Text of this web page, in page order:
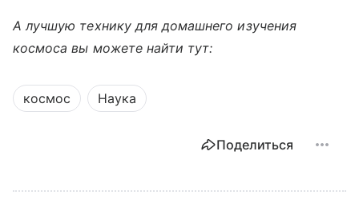
А лучшую технику для домашнего изучения
космоса вы можете найти тут:
космос Наука
Поделиться